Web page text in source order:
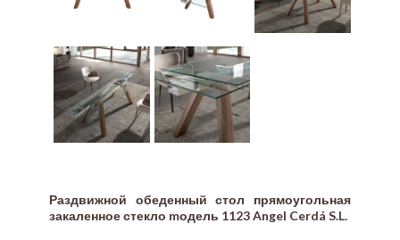
Раздвижной обеденный стол прямоугольная
закаленное стекло mодель 1123 Angel Cerdá S.L.